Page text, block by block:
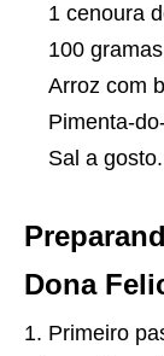
1 cenoura
100
Arroz com
Pimenta-
Sal a gosto.
Dona
Primeiro